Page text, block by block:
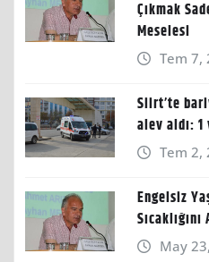
Çıkmak
Meselesi
Tem 7,
Siirt’te
alev aldı: 1
Tem 2,
Engelsiz
May